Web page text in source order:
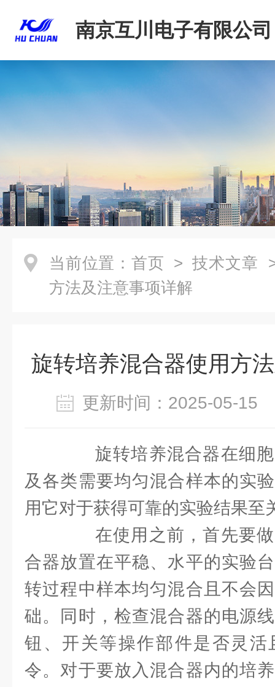
南京互川电子有限公司
当前位置： 首页 > 技术文章
方法及注意事项详解
旋转培养混合器使用方
更新时间：2025-05-
旋转培养混合器在细胞
及各类需要均匀混合样本的实
用它对于获得可靠的实验结果至
在使用之前，首先要做
合器放置在平稳、水平的实验
转过程中样本均匀混合且不会
础。同时，检查混合器的电源
钮、开关等操作部件是否灵活
令。对于要放入混合器内的培